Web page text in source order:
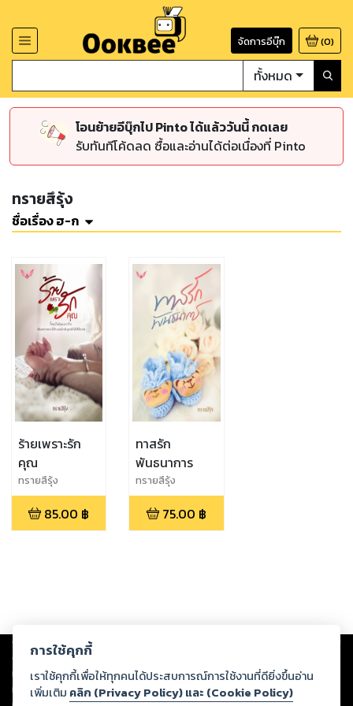
จัดการอีบุ๊ก (0)
ทั้งหมด
โอนย้ายอีบุ๊กไป Pinto ได้แล้ววันนี้ กดเลย
รับทันทีโค้ดลด ซื้อและอ่านได้ต่อเนื่องที่ Pinto
ทรายสึรุ้ง
ชื่อเรื่อง ฮ-ก
ร้ายเพราะรัก
คุณ
ทรายสึรุ้ง
85.00 ฿
ทาสรัก
พันธนาการ
ทรายสึรุ้ง
75.00 ฿
Copyright © 2026
ต่อผลงานหรือเนื้อหาใดที่อัปโหลดผ่านเว็บไซต์และปรากฏว่าละเมิดสิทธิใน
ทรัพย์สินทางปัญญาของบุคคลอื่นหรือขัดต่อกฎหมายและศีลธรรม ดังนั้น ผู้อ่าน
ทุกท่านโปรดใช้วิจารณญาณในการกลั่นกรองด้วยตนเอง และหากท่านพบว่าส่วน
การใช้คุกกี้
เราใช้คุกกี้เพื่อให้ทุกคนได้ประสบการณ์การใช้งานที่ดียิ่งขึ้นอ่าน
เพิ่มเติม คลิก (Privacy Policy) และ (Cookie Policy)